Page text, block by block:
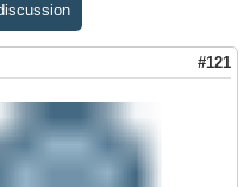
#121